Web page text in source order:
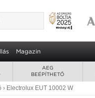
Magazin
AEG
BEÉPÍTHETŐ
› Electrolux EUT 10002 W